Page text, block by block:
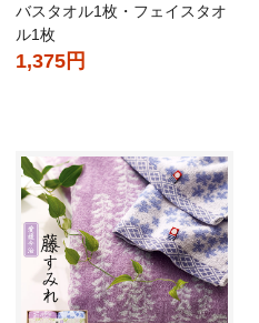
バスタオル1枚・フェイスタオ
ル1枚
1,375円